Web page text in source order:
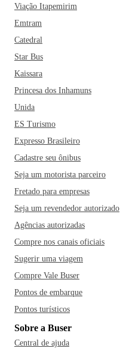
Viação Itapemirim
Emtram
Catedral
Star Bus
Kaissara
Princesa dos Inhamuns
Unida
ES Turismo
Expresso Brasileiro
Cadastre seu ônibus
Seja um motorista parceiro
Fretado para empresas
Seja um revendedor autorizado
Agências autorizadas
Compre nos canais oficiais
Sugerir uma viagem
Compre Vale Buser
Pontos de embarque
Pontos turísticos
Sobre a Buser
Central de ajuda